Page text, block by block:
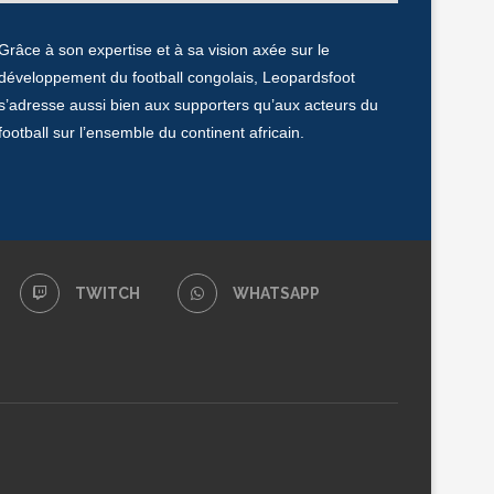
à son expertise et à sa vision axée sur le
du football congolais, Leopardsfoot
aussi bien aux supporters qu’aux acteurs du
sur l’ensemble du continent africain.
TWITCH WHATSAPP